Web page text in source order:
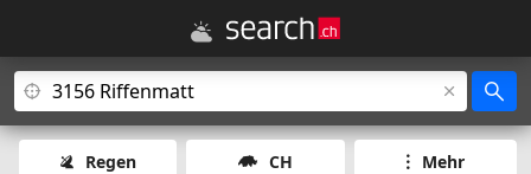
Regen CH Mehr